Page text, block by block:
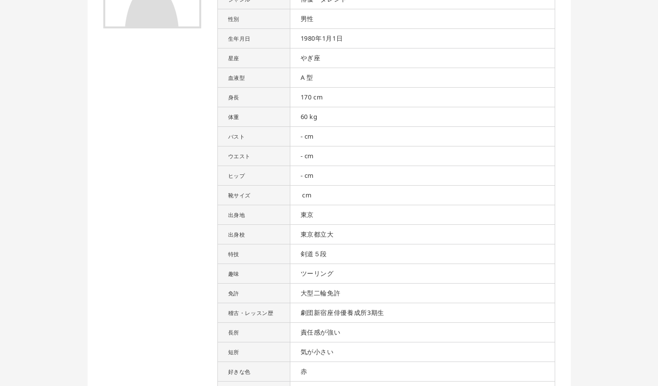
性別 男性
生年月日 1980年1月1日
星座 やぎ座
血液型 A 型
身長 170 cm
体重 60 kg
バスト - cm
ウエスト - cm
ヒップ - cm
靴サイズ cm
出身地 東京
出身校 東京都立大
特技 剣道５段
趣味 ツーリング
免許 大型二輪免許
稽古・レッスン歴 劇団新宿座俳優養成所3期生
長所 責任感が強い
短所 気が小さい
好きな色 赤